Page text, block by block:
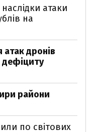
атаки
на
дронів
райони
по світових